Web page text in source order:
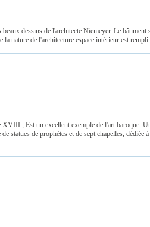
dessins de l'architecte Niemeyer. Le bâtiment
nature de l'architecture espace intérieur est
Est un excellent exemple de l'art baroque.
statues de prophètes et de sept chapelles, dédiée